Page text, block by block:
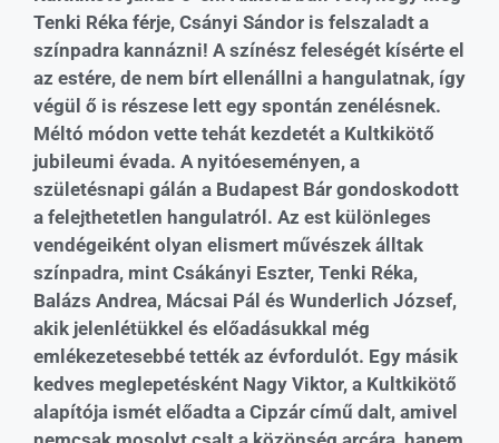
Tenki Réka férje, Csányi Sándor is felszaladt a
színpadra kannázni! A színész feleségét kísérte el
az estére, de nem bírt ellenállni a hangulatnak, így
végül ő is részese lett egy spontán zenélésnek.
Méltó módon vette tehát kezdetét a Kultkikötő
jubileumi évada. A nyitóeseményen, a
születésnapi gálán a Budapest Bár gondoskodott
a felejthetetlen hangulatról. Az est különleges
vendégeiként olyan elismert művészek álltak
színpadra, mint Csákányi Eszter, Tenki Réka,
Balázs Andrea, Mácsai Pál és Wunderlich József,
akik jelenlétükkel és előadásukkal még
emlékezetesebbé tették az évfordulót. Egy másik
kedves meglepetésként Nagy Viktor, a Kultkikötő
alapítója ismét előadta a Cipzár című dalt, amivel